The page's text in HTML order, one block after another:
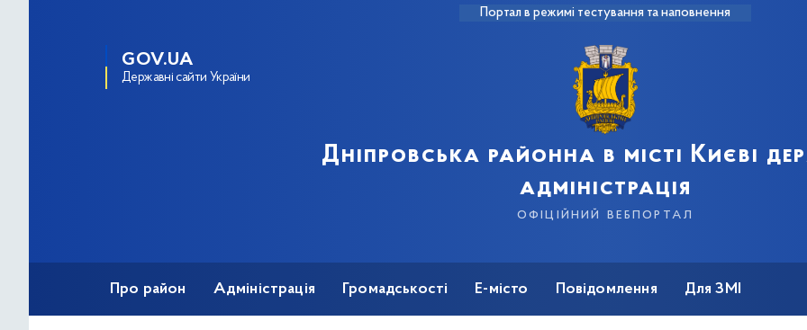
Портал в режимі тестування та наповнення
GOV.UA
Державні сайти України
Дніпровська районна в місті Києві
адміністрація
офіційний вебпортал
Про район Адміністрація Громадськості Е-місто Повідомлення Для ЗМІ